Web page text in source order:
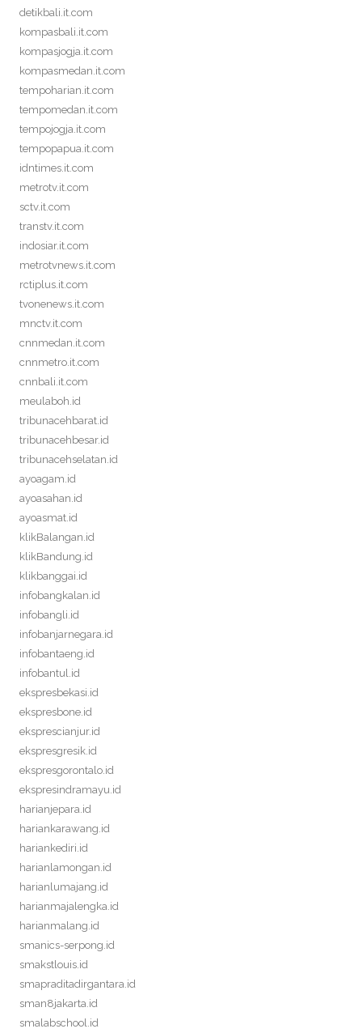
detikbali.it.com
kompasbali.it.com
kompasjogja.it.com
kompasmedan.it.com
tempoharian.it.com
tempomedan.it.com
tempojogja.it.com
tempopapua.it.com
idntimes.it.com
metrotv.it.com
sctv.it.com
transtv.it.com
indosiar.it.com
metrotvnews.it.com
rctiplus.it.com
tvonenews.it.com
mnctv.it.com
cnnmedan.it.com
cnnmetro.it.com
cnnbali.it.com
meulaboh.id
tribunacehbarat.id
tribunacehbesar.id
tribunacehselatan.id
ayoagam.id
ayoasahan.id
ayoasmat.id
klikBalangan.id
klikBandung.id
klikbanggai.id
infobangkalan.id
infobangli.id
infobanjarnegara.id
infobantaeng.id
infobantul.id
ekspresbekasi.id
ekspresbone.id
eksprescianjur.id
ekspresgresik.id
ekspresgorontalo.id
ekspresindramayu.id
harianjepara.id
hariankarawang.id
hariankediri.id
harianlamongan.id
harianlumajang.id
harianmajalengka.id
harianmalang.id
smanics-serpong.id
smakstlouis.id
smapraditadirgantara.id
sman8jakarta.id
smalabschool.id